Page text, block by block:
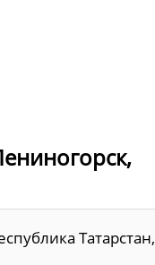
Татарстан,